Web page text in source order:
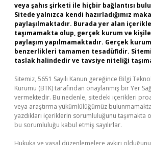
veya şahıs şirketi ile hiçbir bağlantısı
Sitede yalnızca kendi hazırladığımız
paylaşılmaktadır. Burada yer alan
taşımamakta olup, gerçek kurum ve
paylaşım yapılmamaktadır. Gerçek
benzerlikleri tamamen tesadüfidir.
taslak halindedir ve tavsiye niteliği
Sitemiz, 5651 Sayılı Kanun gereğince Bilgi
Kurumu (BTK) tarafından onaylanmış bir Yer
vermektedir. Bu nedenle, sitedeki içerikleri
veya araştırma yükümlülüğümüz
yazdıkları içeriklerin sorumluluğunu taşımakta
bu sorumluluğu kabul etmiş sayılırlar.
Hukuka ve yasal düzenlemelere aykırı